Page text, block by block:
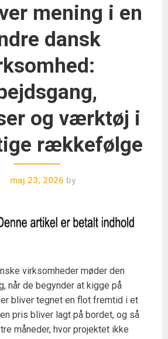
mening i en
dansk
og værktøj i
rækkefølge
maj 23, 2026 by
virksomheder møder den
når de begynder at kigge på
bliver tegnet en flot fremtid i et
pris bliver lagt på bordet, og så
måneder, hvor projektet ikke